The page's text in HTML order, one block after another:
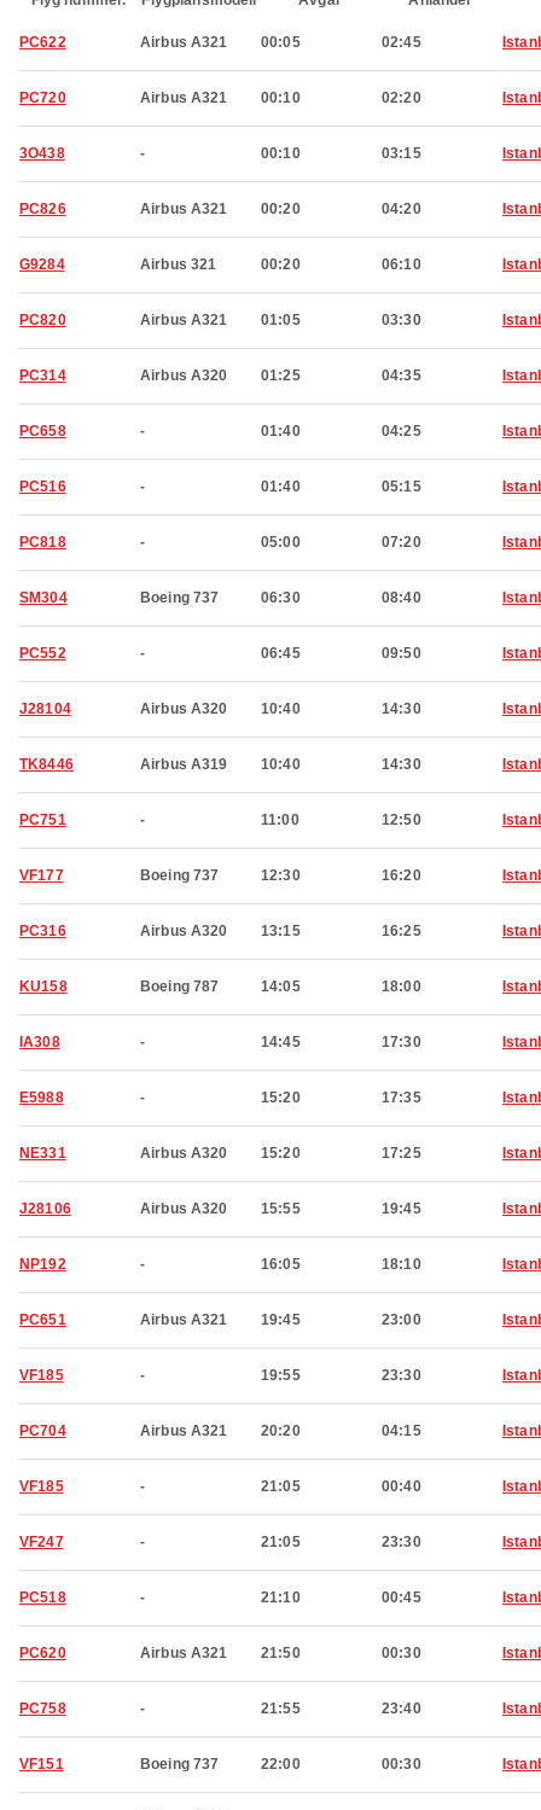
PC622 Airbus A321 00:05 02:45
PC720 Airbus A321 00:10 02:20
3O438 - 00:10 03:15
PC826 Airbus A321 00:20 04:20
G9284 Airbus 321 00:20 06:10
PC820 Airbus A321 01:05 03:30
PC314 Airbus A320 01:25 04:35
PC658 - 01:40 04:25
PC516 - 01:40 05:15
PC818 - 05:00 07:20
SM304 Boeing 737 06:30 08:40
PC552 - 06:45 09:50
J28104 Airbus A320 10:40 14:30
TK8446 Airbus A319 10:40 14:30
PC751 - 11:00 12:50
VF177 Boeing 737 12:30 16:20
PC316 Airbus A320 13:15 16:25
KU158 Boeing 787 14:05 18:00
IA308 - 14:45 17:30
E5988 - 15:20 17:35
NE331 Airbus A320 15:20 17:25
J28106 Airbus A320 15:55 19:45
NP192 - 16:05 18:10
PC651 Airbus A321 19:45 23:00
VF185 - 19:55 23:30
PC704 Airbus A321 20:20 04:15
VF185 - 21:05 00:40
VF247 - 21:05 23:30
PC518 - 21:10 00:45
PC620 Airbus A321 21:50 00:30
PC758 - 21:55 23:40
VF151 Boeing 737 22:00 00:30